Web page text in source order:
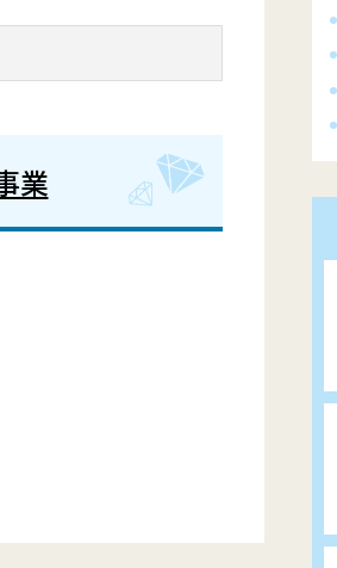
業